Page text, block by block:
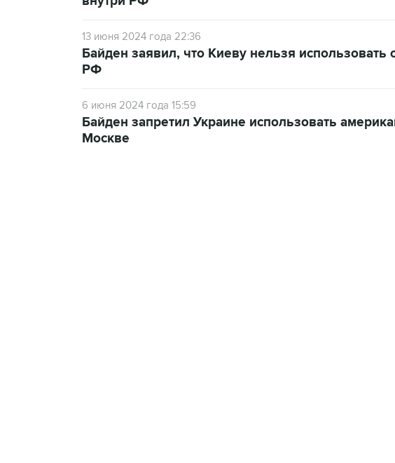
13 июня 2024 года 22:36
Байден заявил, что Киеву нельзя
РФ
6 июня 2024 года 15:59
Байден запретил Украине использовать
Москве